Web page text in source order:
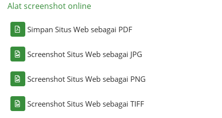
Alat screenshot online
Simpan Situs Web sebagai PDF
Screenshot Situs Web sebagai JPG
Screenshot Situs Web sebagai PNG
Screenshot Situs Web sebagai TIFF